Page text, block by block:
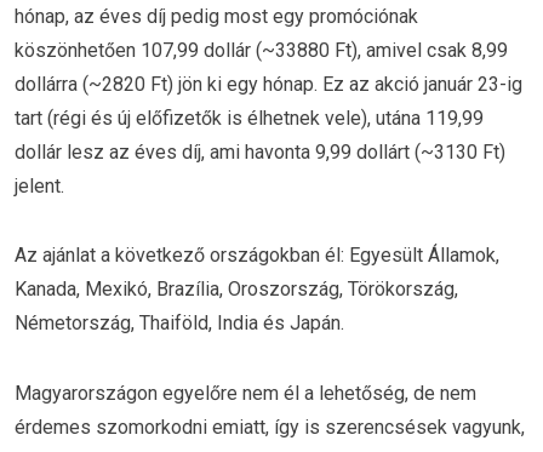
hónap, az éves díj pedig most egy promóciónak
köszönhetően 107,99 dollár (~33880 Ft), amivel csak 8,99
dollárra (~2820 Ft) jön ki egy hónap. Ez az akció január 23-ig
tart (régi és új előfizetők is élhetnek vele), utána 119,99
dollár lesz az éves díj, ami havonta 9,99 dollárt (~3130 Ft)
jelent.
Az ajánlat a következő országokban él: Egyesült Államok,
Kanada, Mexikó, Brazília, Oroszország, Törökország,
Németország, Thaiföld, India és Japán.
Magyarországon egyelőre nem él a lehetőség, de nem
érdemes szomorkodni emiatt, így is szerencsések vagyunk,